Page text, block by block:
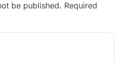
be published. Required